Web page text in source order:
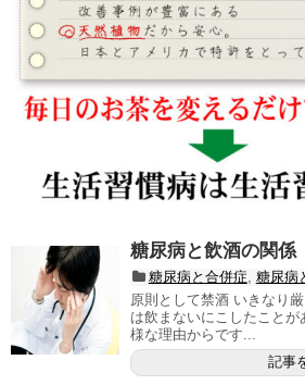
糖尿病と飲酒の関係
糖尿病と合併症 糖尿病
原則として禁酒 いきなり
は飲まないにこしたこと
様な理由からです...
記事